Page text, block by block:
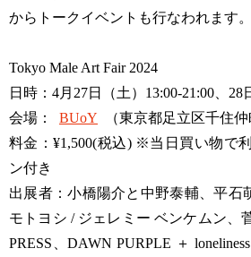
からトークイベントも行なわれます。
Tokyo Male Art Fair 2024
日時：4月27日（土）13:00-21:00、28
会場：
BUoY
（東京都足立区千住仲
料金：¥1,500(税込) ※当日買い物で
ン付き
出展者：小橋陽介と中野泰輔、平石
モトヨシ / ジェレミー ベンケムン、
PRESS、DAWN PURPLE ＋